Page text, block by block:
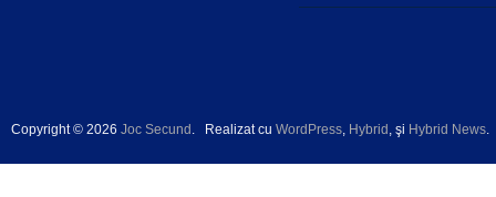
Copyright © 2026 Joc Secund . Realizat cu WordPress, Hybrid , şi Hybrid News.